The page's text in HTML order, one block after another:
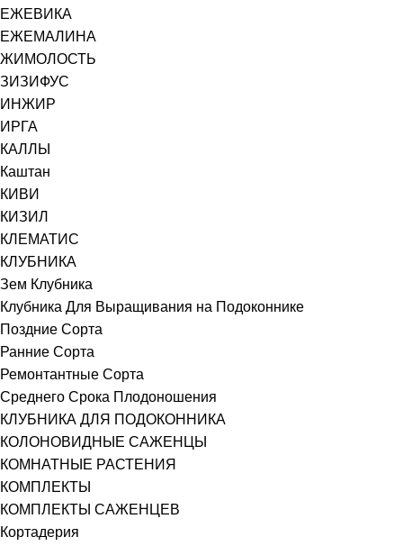
ЕЖЕВИКА
ЕЖЕМАЛИНА
ЖИМОЛОСТЬ
ЗИЗИФУС
ИНЖИР
ИРГА
КАЛЛЫ
Каштан
КИВИ
КИЗИЛ
КЛЕМАТИС
КЛУБНИКА
Зем Клубника
Клубника Для Выращивания на Подоконнике
Поздние Сорта
Ранние Сорта
Ремонтантные Сорта
Среднего Срока Плодоношения
КЛУБНИКА ДЛЯ ПОДОКОННИКА
КОЛОНОВИДНЫЕ САЖЕНЦЫ
КОМНАТНЫЕ РАСТЕНИЯ
КОМПЛЕКТЫ
КОМПЛЕКТЫ САЖЕНЦЕВ
Кортадерия